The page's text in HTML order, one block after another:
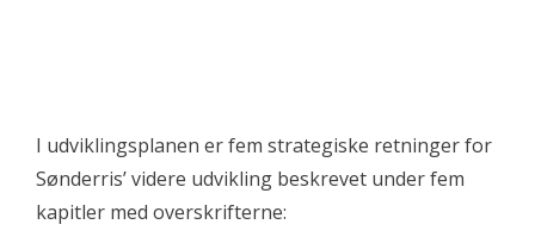
I udviklingsplanen er fem strategiske retninger for
Sønderris’ videre udvikling beskrevet under fem
kapitler med overskrifterne: